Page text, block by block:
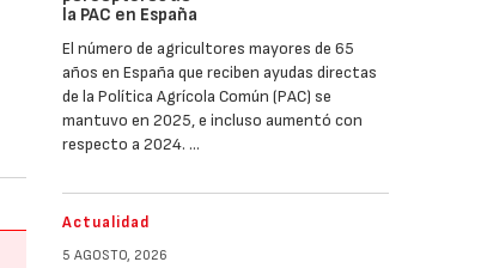
la PAC en España
El número de agricultores mayores de 65
años en España que reciben ayudas directas
de la Política Agrícola Común (PAC) se
mantuvo en 2025, e incluso aumentó con
respecto a 2024. …
Actualidad
5 AGOSTO, 2026